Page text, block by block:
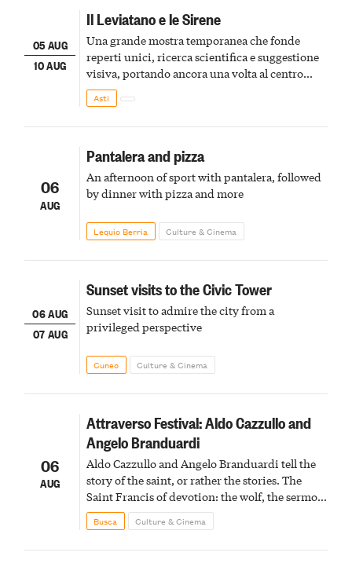
05 AUG
10 AUG
Il Leviatano e le Sirene
Una grande mostra temporanea che fonde
reperti unici, ricerca scientifica e suggestione
visiva, portando ancora una volta al centro
della scena le meraviglie del passato astigiano
Asti
06
AUG
Pantalera and pizza
An afternoon of sport with pantalera, followed
by dinner with pizza and more
Lequio Berria Culture & Cinema
06 AUG
07 AUG
Sunset visits to the Civic Tower
Sunset visit to admire the city from a
privileged perspective
Cuneo Culture & Cinema
06
AUG
Attraverso Festival: Aldo Cazzullo and
Angelo Branduardi
Aldo Cazzullo and Angelo Branduardi tell the
story of the saint, or rather the stories. The
Saint Francis of devotion: the wolf, the sermon
to the birds, the stigmata
Busca Culture & Cinema